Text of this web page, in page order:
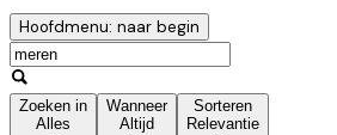
Hoofdmenu: naar begin
Zoeken in
Alles
Wanneer
Altijd
Sorteren
Relevantie